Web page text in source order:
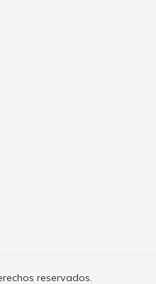
reservados.